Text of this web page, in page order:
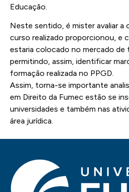
Educação.
Neste sentido, é mister avaliar a
curso realizado proporcionou, e
estaria colocado no mercado de
permitindo, assim, identificar
formação realizada no PPGD.
Assim, torna-se importante
em Direito da Fumec estão se
universidades e também nas
área jurídica.